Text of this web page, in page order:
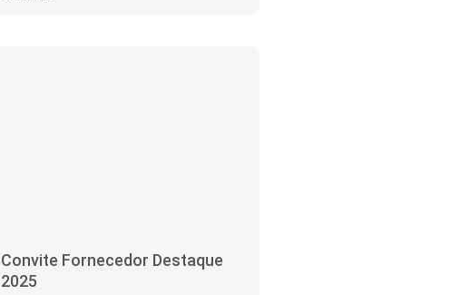
Convite Fornecedor Destaque
2025